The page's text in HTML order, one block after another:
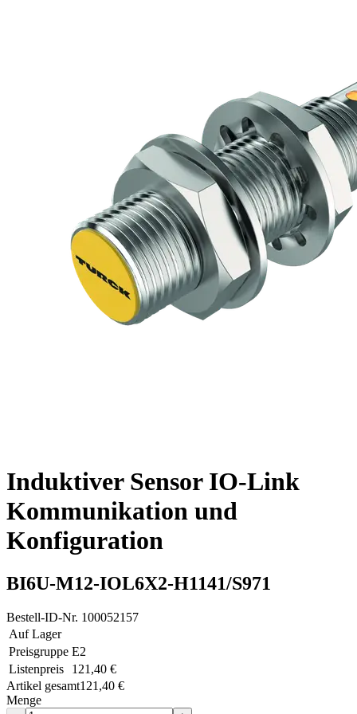
Induktiver Sensor IO-Link
Kommunikation und
Konfiguration
BI6U-M12-IOL6X2-H1141/S971
Bestell-ID-Nr. 100052157
Auf Lager
Preisgruppe E2
Listenpreis
121,40 €
Artikel gesamt121,40 €
Menge